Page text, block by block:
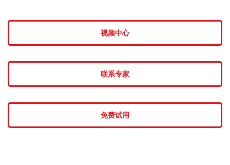
视频中心
联系专家
免费试用